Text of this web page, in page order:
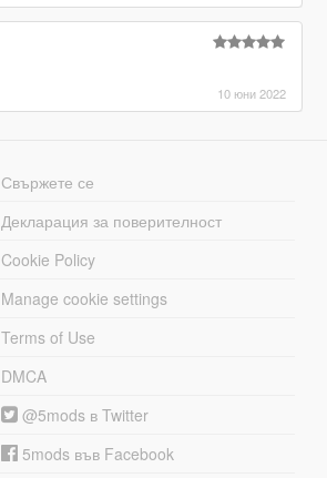
10 юни 2022
Свържете се
Декларация за поверителност
Cookie Policy
Manage cookie settings
Terms of Use
DMCA
@5mods в Twitter
5mods във Facebook